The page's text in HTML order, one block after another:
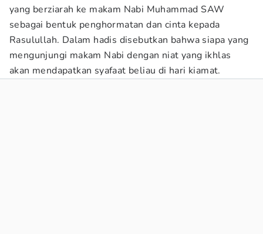
yang berziarah ke makam Nabi Muhammad SAW
sebagai bentuk penghormatan dan cinta kepada
Rasulullah. Dalam hadis disebutkan bahwa siapa yang
mengunjungi makam Nabi dengan niat yang ikhlas
akan mendapatkan syafaat beliau di hari kiamat.